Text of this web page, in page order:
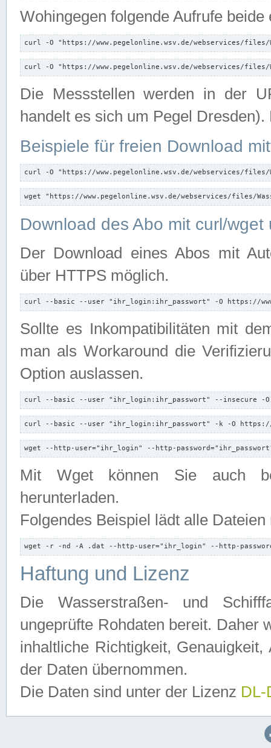
Wohingegen folgende Aufrufe beide
curl -O "https://www.pegelonline.wsv.de/webservices/files/
curl -O "https://www.pegelonline.wsv.de/webservices/files/
Die Messstellen werden in der
handelt es sich um Pegel
Beispiele für freien Download
curl -O "https://www.pegelonline.wsv.de/webservices/files/
wget "https://www.pegelonline.wsv.de/webservices/files/
Download des Abo mit curl/
Der Download eines Abos mit
über HTTPS möglich.
curl --basic --user "ihr_login:ihr_passwort" -O https://
Sollte es Inkompatibilitäten mit
man als Workaround die
Option auslassen.
curl --basic --user "ihr_login:ihr_passwort" --insecure -
curl --basic --user "ihr_login:ihr_passwort" -k -O https://
wget --http-user="ihr_login" --http-
Mit Wget können Sie auch
herunterladen.
Folgendes Beispiel lädt alle
wget -r -nd -A .dat --http-user="ihr_login" --http-
Haftung und Lizenz
Die Wasserstraßen- und
ungeprüfte Rohdaten bereit. Daher
inhaltliche Richtigkeit,
der Daten übernommen.
Die Daten sind unter der Lizenz